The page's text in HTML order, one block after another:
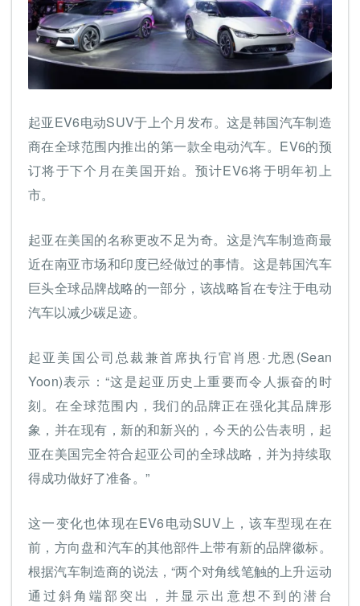
起亚EV6电动SUV于上个月发布。这是韩国汽车制造
商在全球范围内推出的第一款全电动汽车。EV6的预
订将于下个月在美国开始。预计EV6将于明年初上
市。
起亚在美国的名称更改不足为奇。这是汽车制造商最
近在南亚市场和印度已经做过的事情。这是韩国汽车
巨头全球品牌战略的一部分，该战略旨在专注于电动
汽车以减少碳足迹。
起亚美国公司总裁兼首席执行官肖恩·尤恩(Sean
Yoon)表示：“这是起亚历史上重要而令人振奋的时
刻。在全球范围内，我们的品牌正在强化其品牌形
象，并在现有，新的和新兴的，今天的公告表明，起
亚在美国完全符合起亚公司的全球战略，并为持续取
得成功做好了准备。”
这一变化也体现在EV6电动SUV上，该车型现在在
前，方向盘和汽车的其他部件上带有新的品牌徽标。
根据汽车制造商的说法，“两个对角线笔触的上升运动
通过斜角端部突出，并显示出意想不到的潜台